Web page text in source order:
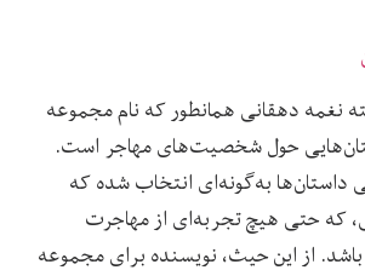
نغمه دهقانی همانطور که نام مجموعه
حول شخصیت‌های مهاجر است.
داستان‌ها به‌گونه‌ای انتخاب شده که
که حتی هیچ تجربه‌ای از مهاجرت
از این حیث، نویسنده برای مجموعه‌‌